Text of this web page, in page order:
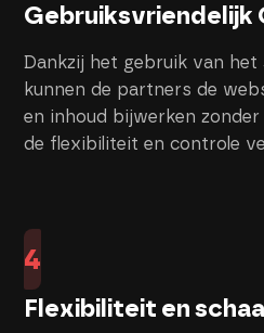
Gebruiksvriendelijk
Dankzij het gebruik van het
kunnen de partners de
en inhoud bijwerken
de flexibiliteit en controle
4
Flexibiliteit en